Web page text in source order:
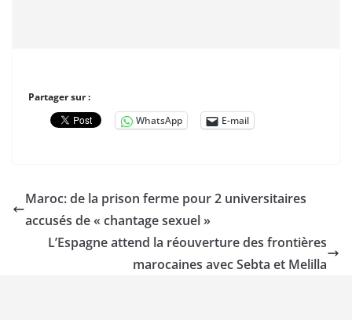
Partager sur :
WhatsApp
E-mail
Maroc: de la prison ferme pour 2 universitaires
accusés de « chantage sexuel »
L’Espagne attend la réouverture des frontières
marocaines avec Sebta et Melilla